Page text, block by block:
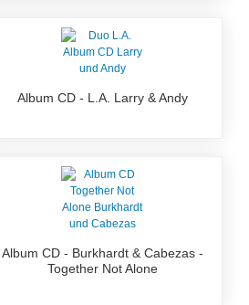
Album CD - L.A. Larry & Andy
Album CD - Burkhardt & Cabezas -
Together Not Alone